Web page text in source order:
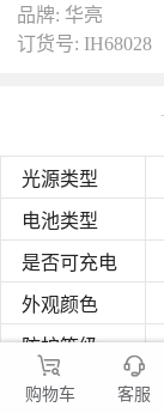
品牌: 华亮
订货号: IH68028
光源类型
电池类型
是否可充电
外观颜色
防护等级
购物车 客服